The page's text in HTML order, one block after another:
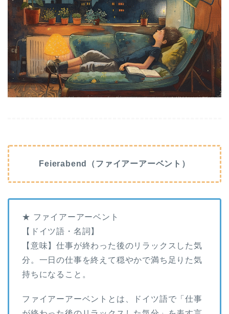
Feierabend（ファイアーアーベント）
★ ファイアーアーベント
【ドイツ語・名詞】
【意味】仕事が終わった後のリラックスした気
分。一日の仕事を終えて穏やかで満ち足りた気
持ちになること。
ファイアーアーベントとは、ドイツ語で「仕事